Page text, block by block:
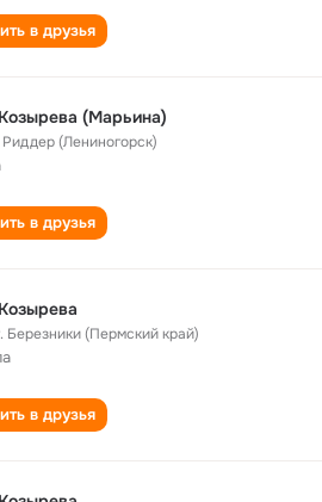
в друзья
(Марьина)
Риддер (Лениногорск)
в друзья
Березники (Пермский край)
в друзья